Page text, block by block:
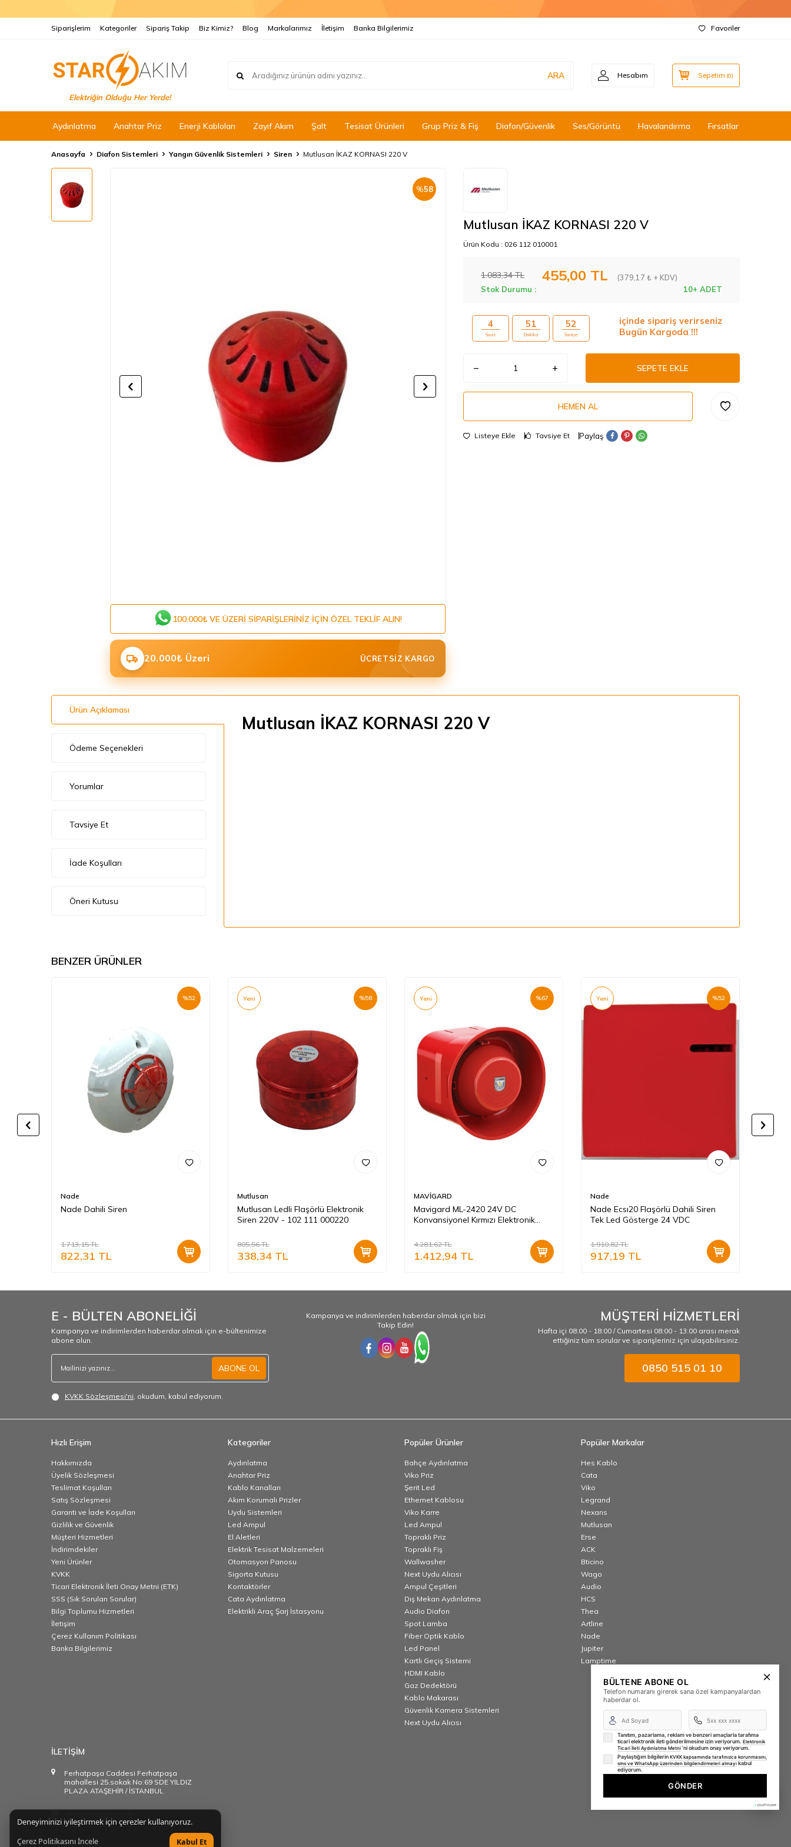
Siparişlerim Kategoriler Sipariş Takip Biz Kimiz? Blog Markalarımız İletişim Banka Bilgilerimiz Favoriler
Elektriğin Olduğu Her Yerde!
ARA Hesabım Sepetim (0)
Aydınlatma Anahtar Priz Enerji Kabloları Zayıf Akım Şalt Tesisat Ürünleri Grup Priz & Fiş Diafon/Güvenlik Ses/Görüntü Havalandırma Fırsatlar
Anasayfa Diafon Sistemleri Yangın Güvenlik Sistemleri Siren Mutlusan İKAZ KORNASI 220 V
%58
100.000₺ VE ÜZERI SIPARIŞLERINIZ IÇIN ÖZEL TEKLIF ALIN!
20.000₺ Üzeri ÜCRETSIZ KARGO
Mutlusan İKAZ KORNASI 220 V
Ürün Kodu : 026 112 010001
1.083,34TL 455,00 TL
(379,17 ₺ + KDV)
Stok Durumu :
10+ ADET
4
Saat
51
Dakika
51
Saniye
içinde sipariş verirseniz
Bugün Kargoda !!!
SEPETE EKLE
HEMEN AL
Listeye Ekle Tavsiye Et Paylaş
Ürün Açıklaması
Ödeme Seçenekleri
Yorumlar
Tavsiye Et
İade Koşulları
Öneri Kutusu
Mutlusan İKAZ KORNASI 220 V
BENZER ÜRÜNLER
%52
Nade
Nade Dahili Siren
1.713,15TL
822,31 TL
%58
Yeni
Mutlusan
Mutlusan Ledli Flaşörlü Elektronik
Siren 220V - 102 111 000220
805,56TL
338,34 TL
%67
Yeni
MAVİGARD
Mavigard ML-2420 24V DC
Konvansiyonel Kırmızı Elektronik
4.281,62TL
1.412,94 TL
%52
Yeni
Nade
Nade Ecsı20 Flaşörlü Dahili Siren
Tek Led Gösterge 24 VDC
1.910,82TL
917,19 TL
E - BÜLTEN ABONELİĞİ
Kampanya ve indirimlerden haberdar olmak için e-bültenimize
abone olun.
ABONE OL
KVKK Sözleşmesi'ni, okudum, kabul ediyorum.
Kampanya ve indirimlerden haberdar olmak için bizi
Takip Edin!
MÜŞTERİ HİZMETLERİ
Hafta içi 08:00 - 18:00 / Cumartesi 08:00 - 13:00 arası merak
ettiğiniz tüm sorular ve siparişleriniz için ulaşabilirsiniz.
0850 515 01 10
Hızlı Erişim
Hakkımızda
Üyelik Sözleşmesi
Teslimat Koşulları
Satış Sözleşmesi
Garanti ve İade Koşulları
Gizlilik ve Güvenlik
Müşteri Hizmetleri
İndirimdekiler
Yeni Ürünler
KVKK
Ticari Elektronik İleti Onay Metni (ETK)
SSS (Sık Sorulan Sorular)
Bilgi Toplumu Hizmetleri
İletişim
Çerez Kullanım Politikası
Banka Bilgilerimiz
Kategoriler
Aydınlatma
Anahtar Priz
Kablo Kanalları
Akım Korumalı Prizler
Uydu Sistemleri
Led Ampul
El Aletleri
Elektrik Tesisat Malzemeleri
Otomasyon Panosu
Sigorta Kutusu
Kontaktörler
Cata Aydınlatma
Elektrikli Araç Şarj İstasyonu
Popüler Ürünler
Bahçe Aydınlatma
Viko Priz
Şerit Led
Ethernet Kablosu
Viko Karre
Led Ampul
Topraklı Priz
Topraklı Fiş
Wallwasher
Next Uydu Alıcısı
Ampul Çeşitleri
Dış Mekan Aydınlatma
Audio Diafon
Spot Lamba
Fiber Optik Kablo
Led Panel
Kartlı Geçiş Sistemi
HDMI Kablo
Gaz Dedektörü
Kablo Makarası
Güvenlik Kamera Sistemleri
Next Uydu Alıcısı
Popüler Markalar
Hes Kablo
Cata
Viko
Legrand
Nexans
Mutlusan
Erse
ACK
Bticino
Wago
Audio
HCS
Thea
Artline
Nade
Jupiter
Lamptime
İLETİŞİM
Ferhatpaşa Caddesi Ferhatpaşa
mahallesi 25.sokak No:69 SDE YILDIZ
PLAZA ATAŞEHİR / İSTANBUL
Deneyiminizi iyileştirmek için çerezler kullanıyoruz.
Çerez Politikasını İncele Kabul Et
⚡
BÜLTENE ABONE OL
Telefon numaranı girerek sana özel kampanyalardan
haberdar ol.
Tanıtım, pazarlama, reklam ve benzeri amaçlarla tarafıma
ticari elektronik ileti gönderilmesine izin veriyorum. Elektronik
Ticari İleti Aydınlatma Metni 'ni okudum onay veriyorum.
Paylaştığım bilgilerin KVKK kapsamında tarafınızca korunmasını,
sms ve WhatsApp üzerinden bilgilendirmeleri almayı kabul
ediyorum.
GÖNDER